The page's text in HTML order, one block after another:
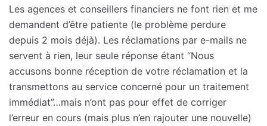
Les agences et conseillers financiers ne font rien et me
demandent d’être patiente (le problème perdure
depuis 2 mois déjà). Les réclamations par e-mails ne
servent à rien, leur seule réponse étant “Nous
accusons bonne réception de votre réclamation et la
transmettons au service concerné pour un traitement
immédiat”…mais n’ont pas pour effet de corriger
l’erreur en cours (mais plus n’en rajouter une nouvelle)